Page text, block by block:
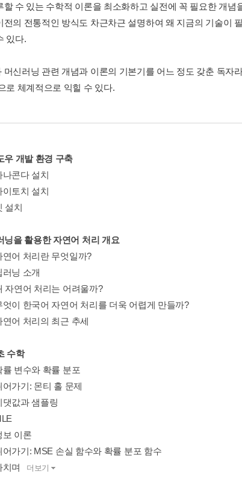
할 수 있는 수학적 이론을 최소화하고 실전에 꼭 필요한 개
전의 전통적인 방식도 차근차근 설명하여 왜 지금의 기술이
있다.
머신러닝 관련 개념과 이론의 기본기를 어느 정도 갖춘 독자
로 체계적으로 익힐 수 있다.
우 개발 환경 구축
나콘다 설치
이토치 설치
설치
닝을 활용한 자연어 처리 개요
연어 처리란 무엇일까?
러닝 소개
자연어 처리는 어려울까?
엇이 한국어 자연어 처리를 더욱 어렵게 만들까?
연어 처리의 최근 추세
수학
률 변수와 확률 분포
어가기: 몬티 홀 문제
댓값과 샘플링
보 이론
어가기: MSE 손실 함수와 확률 분포 함수
치며
더보기